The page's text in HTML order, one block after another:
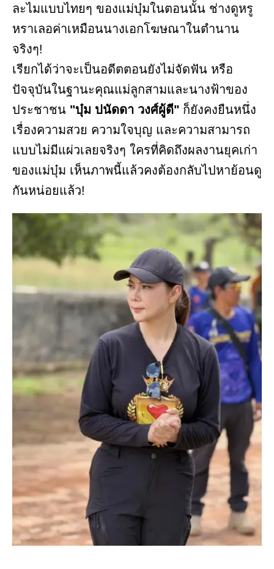
ละไมแบบไทยๆ ของแม่บุ๋มในตอนนั้น ช่างดูหรู
หราเลอค่าเหมือนนางเอกโฆษณาในตำนาน
จริงๆ!
เรียกได้ว่าจะเป็นอดีตตอนยังไม่จัดฟัน หรือ
ปัจจุบันในฐานะคุณแม่ลูกสามและนางฟ้าของ
ประชาชน "บุ๋ม ปนัดดา วงศ์ผู้ดี" ก็ยังคงยืนหนึ่ง
เรื่องความสวย ความใจบุญ และความสามารถ
แบบไม่มีแผ่วเลยจริงๆ ใครที่คิดถึงผลงานยุคเก่า
ของแม่บุ๋ม เห็นภาพนี้แล้วคงต้องกลับไปหาย้อนดู
กันหน่อยแล้ว!